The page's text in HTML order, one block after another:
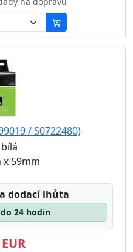
/ S0722480)
bílá
x 59mm
dodací lhůta
24 hodin